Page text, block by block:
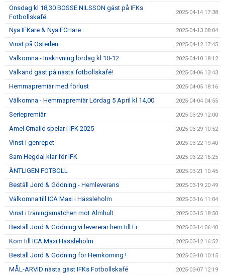
Onsdag kl 18,30 BOSSE NILSSON gäst på IFKs
Fotbollskafé
2025-04-14 17:38
Nya IFKare & Nya FCHare 2025-04-13 08:04
Vinst på Österlen 2025-04-12 17:45
Välkomna - Inskrivning lördag kl 10-12 2025-04-10 18:12
Välkänd gäst på nästa fotbollskafé! 2025-04-06 13:43
Hemmapremiär med förlust 2025-04-05 18:16
Välkomna - Hemmapremiär Lördag 5 April kl 14,00 2025-04-04 04:55
Seriepremiär 2025-03-29 12:00
Amel Crnalic spelar i IFK 2025 2025-03-29 10:52
Vinst i genrepet 2025-03-22 19:40
Sam Hegdal klar för IFK 2025-03-22 16:25
ÄNTLIGEN FOTBOLL 2025-03-21 10:45
Beställ Jord & Gödning - Hemleverans 2025-03-19 20:49
Välkomna till ICA Maxi i Hässleholm 2025-03-16 11:04
Vinst i träningsmatchen mot Älmhult 2025-03-15 18:50
Beställ Jord & Gödning vi levererar hem till Er 2025-03-14 06:40
Kom till ICA Maxi Hässleholm 2025-03-12 16:52
Beställ Jord & Gödning för Hemkörning ! 2025-03-10 10:15
MÅL-ARVID nästa gäst IFKs Fotbollskafé 2025-03-07 12:19